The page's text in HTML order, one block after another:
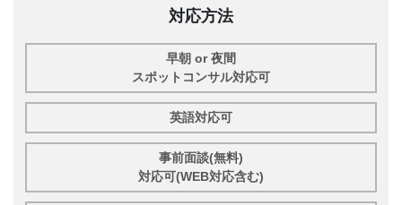
対応方法
早朝 or 夜間
スポットコンサル対応可
英語対応可
事前面談(無料)
対応可(WEB対応含む)